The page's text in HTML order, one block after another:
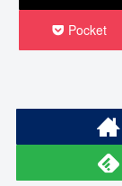
Pocket